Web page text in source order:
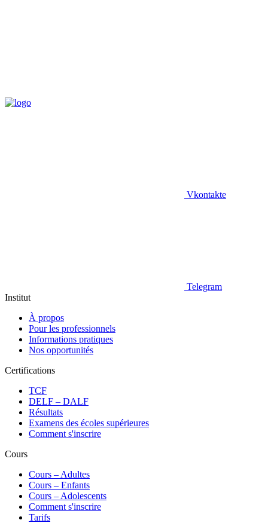
Vkontakte
Telegram
Institut
À propos
Pour les professionnels
Informations pratiques
Nos opportunités
Certifications
TCF
DELF – DALF
Résultats
Examens des écoles supérieures
Comment s'inscrire
Cours
Сours – Adultes
Cours – Enfants
Cours – Adolescents
Comment s'inscrire
Tarifs